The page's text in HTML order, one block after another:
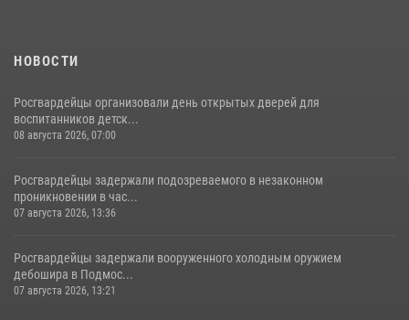
НОВОСТИ
Росгвардейцы организовали день открытых дверей для
воспитанников детск...
08 августа 2026, 07:00
Росгвардейцы задержали подозреваемого в незаконном
проникновении в час...
07 августа 2026, 13:36
Росгвардейцы задержали вооруженного холодным оружием
дебошира в Подмос...
07 августа 2026, 13:21